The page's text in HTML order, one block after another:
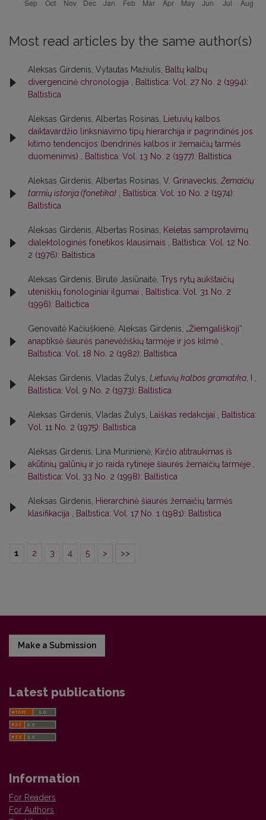
Most read articles by the same author(s)
Aleksas Girdenis, Vytautas Mažiulis, Baltų kalbų
divergencinė chronologija , Baltistica: Vol. 27 No. 2 (1994):
Baltistica
Aleksas Girdenis, Albertas Rosinas, Lietuvių kalbos
daiktavardžio linksniavimo tipų hierarchija ir pagrindinės jos
kitimo tendencijos (bendrinės kalbos ir žemaičių tarmės
duomenimis) , Baltistica: Vol. 13 No. 2 (1977): Baltistica
Aleksas Girdenis, Albertas Rosinas, V. Grinaveckis,Žemaičių
tarmių istorija (fonetika) , Baltistica: Vol. 10 No. 2 (1974):
Baltistica
Aleksas Girdenis, Albertas Rosinas, Keletas samprotavimų
dialektologinės fonetikos klausimais , Baltistica: Vol. 12 No.
2 (1976): Baltistica
Aleksas Girdenis, Birutė Jasiūnaitė, Trys rytų aukštaičių
uteniškių fonologiniai ilgumai , Baltistica: Vol. 31 No. 2
(1996): Baltictica
Genovaitė Kačiuškienė, Aleksas Girdenis, „Žiemgališkoji“
anaptiksė šiaurės panevėžiškių tarmėje ir jos kilmė ,
Baltistica: Vol. 18 No. 2 (1982): Baltistica
Aleksas Girdenis, Vladas Žulys, Lietuvių kalbos gramatika, I ,
Baltistica: Vol. 9 No. 2 (1973): Baltistica
Aleksas Girdenis, Vladas Žulys, Laiškas redakcijai , Baltistica:
Vol. 11 No. 2 (1975): Baltistica
Aleksas Girdenis, Lina Murinienė, Kirčio atitraukimas iš
akūtinių galūnių ir jo raida rytinėje šiaurės žemaičių tarmėje ,
Baltistica: Vol. 33 No. 2 (1998): Baltistica
Aleksas Girdenis, Hierarchinė šiaurės žemaičių tarmės
klasifikacija , Baltistica: Vol. 17 No. 1 (1981): Baltistica
1 2 3 4 5 > >>
Make a Submission
Latest publications
Information
For Readers
For Authors